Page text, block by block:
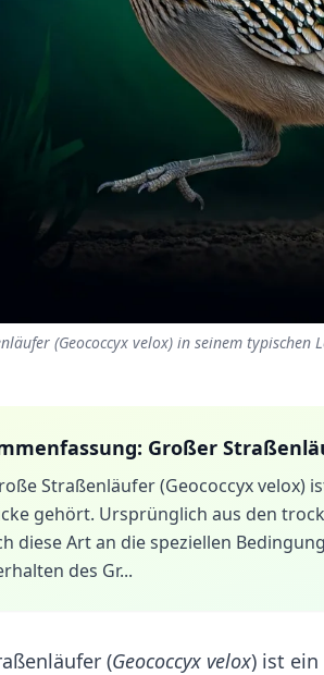
(Geococcyx velox) in seinem typischen
Großer
Straßenläufer (Geococcyx velox)
gehört. Ursprünglich aus den
diese Art an die speziellen
des Gr...
(Geococcyx velox) ist ein